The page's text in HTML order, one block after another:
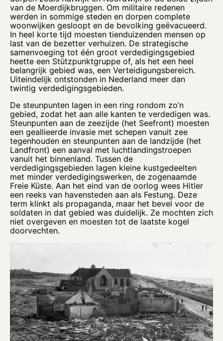
van de Moerdijkbruggen. Om militaire redenen
werden in sommige steden en dorpen complete
woonwijken gesloopt en de bevolking geëvacueerd.
In heel korte tijd moesten tienduizenden mensen op
last van de bezetter verhuizen. De strategische
samenvoeging tot één groot verdedigingsgebied
heette een Stützpunktgruppe of, als het een heel
belangrijk gebied was, een Verteidigungsbereich.
Uiteindelijk ontstonden in Nederland meer dan
twintig verdedigingsgebieden.
De steunpunten lagen in een ring rondom zo’n
gebied, zodat het aan alle kanten te verdedigen was.
Steunpunten aan de zeezijde (het Seefront) moesten
een geallieerde invasie met schepen vanuit zee
tegenhouden en steunpunten aan de landzijde (het
Landfront) een aanval met luchtlandingstroepen
vanuit het binnenland. Tussen de
verdedigingsgebieden lagen kleine kustgedeelten
met minder verdedigingswerken, de zogenaamde
Freie Küste. Aan het eind van de oorlog wees Hitler
een reeks van havensteden aan als Festung. Deze
term klinkt als propaganda, maar het bevel voor de
soldaten in dat gebied was duidelijk. Ze mochten zich
niet overgeven en moesten tot de laatste kogel
doorvechten.